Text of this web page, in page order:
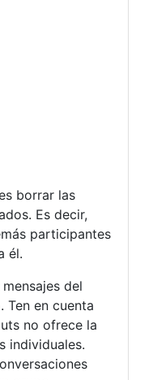
borrar las
Es decir,
participantes
él.
del
Ten en cuenta
no ofrece la
individuales.